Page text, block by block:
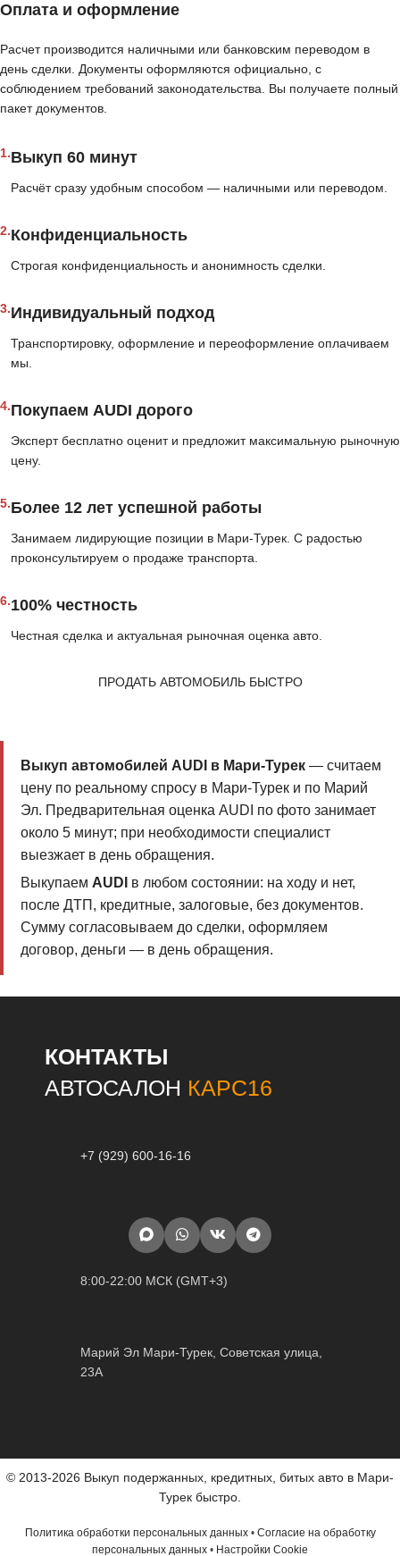
Оплата и оформление
Расчет производится наличными или банковским переводом в
день сделки. Документы оформляются официально, с
соблюдением требований законодательства. Вы получаете полный
пакет документов.
1.Выкуп 60 минут
Расчёт сразу удобным способом — наличными или переводом.
2.Конфиденциальность
Строгая конфиденциальность и анонимность сделки.
3.Индивидуальный подход
Транспортировку, оформление и переоформление оплачиваем
мы.
4.Покупаем AUDI дорого
Эксперт бесплатно оценит и предложит максимальную рыночную
цену.
5.Более 12 лет успешной работы
Занимаем лидирующие позиции в Мари-Турек. С радостью
проконсультируем о продаже транспорта.
6.100% честность
Честная сделка и актуальная рыночная оценка авто.
ПРОДАТЬ АВТОМОБИЛЬ БЫСТРО
Выкуп автомобилей AUDI в Мари-Турек— считаем
цену по реальному спросу в Мари-Турек и по Марий
Эл. Предварительная оценка AUDI по фото занимает
около 5 минут; при необходимости специалист
выезжает в день обращения.
Выкупаем AUDI в любом состоянии: на ходу и нет,
после ДТП, кредитные, залоговые, без документов.
Сумму согласовываем до сделки, оформляем
договор, деньги — в день обращения.
КОНТАКТЫ
АВТОСАЛОН КАРС16
+7 (929) 600-16-16
8:00-22:00 МСК (GMT+3)
Марий Эл Мари-Турек, Советская улица,
23А
© 2013-2026 Выкуп подержанных, кредитных, битых авто в Мари-
Турек быстро.
Политика обработки персональных данных• Согласие на обработку
персональных данных • Настройки Cookie